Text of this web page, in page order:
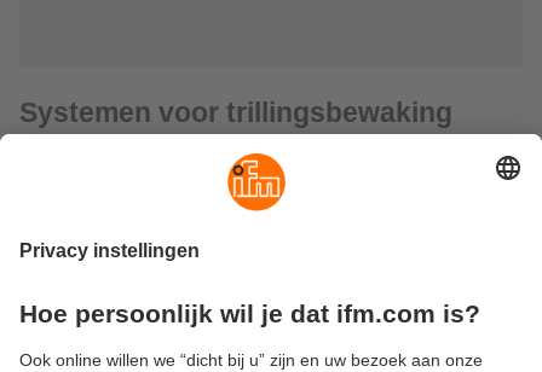
Systemen voor trillingsbewaking
Systemen voor trillingsbewaking dienen voor condition-
based onderhoud van machines en installaties. Zij helpen
machineschades vroegtijdig te herkennen en dure
stilstandtijden te vermijden.
verwerkingselektronica. Trillingstransmitters en -sensoren
herkennen rollagerschades en onbalans bij aandrijvingen